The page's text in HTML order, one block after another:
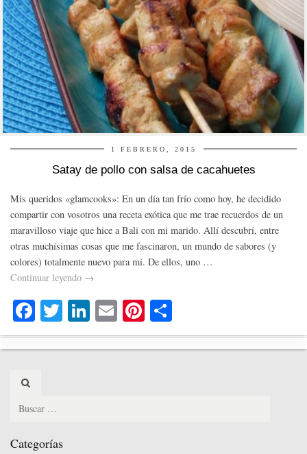
1 FEBRERO, 2015
Satay de pollo con salsa de cacahuetes
Mis queridos «glamcooks»: En un día tan frío como hoy, he decidido
compartir con vosotros una receta exótica que me trae recuerdos de un
maravilloso viaje que hice a Bali con mi marido. Allí descubrí, entre
otras muchísimas cosas que me fascinaron, un mundo de sabores (y
colores) totalmente nuevo para mí. De ellos, uno …
Continuar leyendo →
Fa
ce
bo
T
wi
tte
Li
nk
ed
E
m
ail
Pi
nt
er
o
m
Search
Categorías